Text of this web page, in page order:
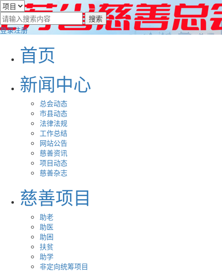
登录注册
首页
新闻中心
总会动态
市县动态
法律法规
工作总结
网站公告
慈善资讯
项目动态
慈善杂志
慈善项目
助老
助医
助困
扶贫
助学
非定向统筹项目